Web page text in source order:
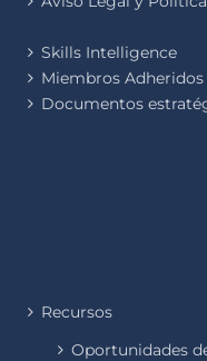
Skills Intelligence
Miembros
Documentos
Recursos
Oportunidades